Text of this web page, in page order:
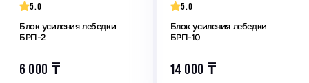
5.0
Блок усиления лебедки
БРП-2
6 000 ₸
5.0
Блок усиления лебедки
БРП-10
14 000 ₸